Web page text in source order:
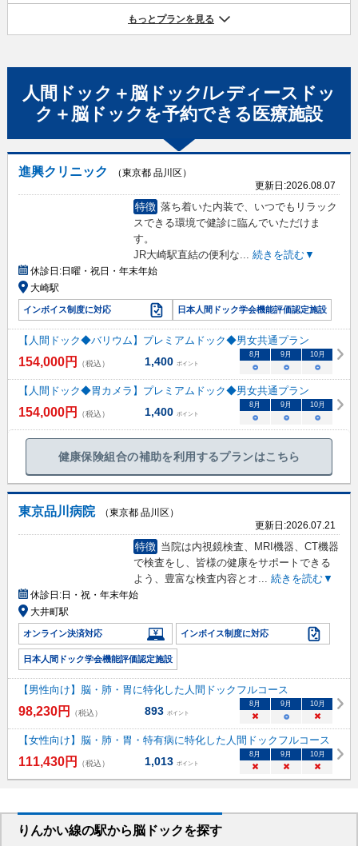
もっとプランを見る
人間ドック＋脳ドック/レディースドッ
ク＋脳ドック を予約できる 医療施設
進興クリニック
（東京都 品川区）
更新日:2026.08.07
特徴 落ち着いた内装で、いつでもリラック
スできる環境で健診に臨んでいただけま
す。
JR大崎駅直結の便利な... 続きを読む▼
休診日:日曜・祝日・年末年始
大崎駅
インボイス制度に対応 日本人間ドック学会機能評価認定施設
【人間ドック◆バリウム】プレミアムドック◆男女共通プラン
154,000円 （税込） 1,400 ポイント
8月 9月 10月
○ ○ ○
【人間ドック◆胃カメラ】プレミアムドック◆男女共通プラン
154,000円 （税込） 1,400 ポイント
8月 9月 10月
○ ○ ○
健康保険組合の補助を利用するプランはこちら
東京品川病院
（東京都 品川区）
更新日:2026.07.21
特徴 当院は内視鏡検査、MRI機器、CT機器
で検査をし、皆様の健康をサポートできる
よう、豊富な検査内容とオ... 続きを読む▼
休診日:日・祝・年末年始
大井町駅
オンライン決済対応 インボイス制度に対応
日本人間ドック学会機能評価認定施設
【男性向け】脳・肺・胃に特化した人間ドックフルコース
98,230円 （税込） 893 ポイント
8月 9月 10月
× ○ ×
【女性向け】脳・肺・胃・特有病に特化した人間ドックフルコース
111,430円 （税込） 1,013 ポイント
8月 9月 10月
× × ×
りんかい線の駅から脳ドックを探す